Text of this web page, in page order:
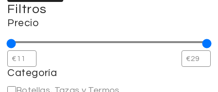
Filtros
Precio
Categoría